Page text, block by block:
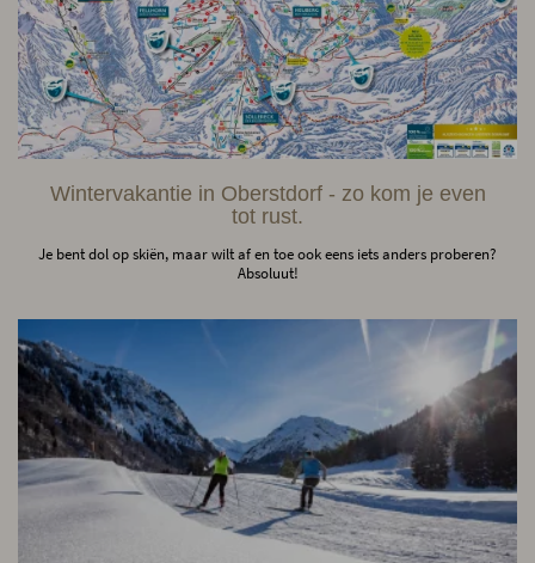
Wintervakantie in Oberstdorf - zo kom je even
tot rust.
Je bent dol op skiën, maar wilt af en toe ook eens iets anders proberen?
Absoluut!